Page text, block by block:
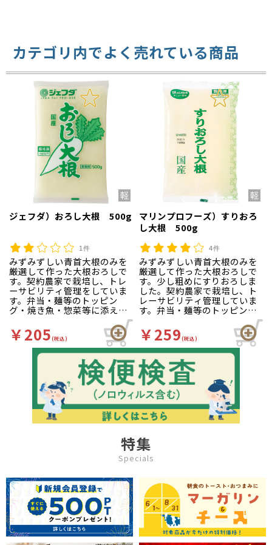
カテゴリ内でよく売れている商品
ジェフダ）おろし大根 500g
1件
みずみずしい青首大根のみを
厳選して作った大根おろしで
す。契約農家で栽培し、トレ
ーサビリティ管理をしていま
す。弁当・麺等のトッピン
グ・焼き魚・惣菜等に添えた
りと様々な場面でご利用いた
だけます。少し粗めにすりお
ろしています。
￥205(税込)
マリンプロフーズ）すりおろ
し大根 500g
4件
みずみずしい青首大根のみを
厳選して作った大根おろしで
す。少し粗めにすりおろしま
した。契約農家で栽培し、ト
レーサビリティ管理していま
す。弁当・麺等のトッピン
グ・焼き魚・惣菜等に添えた
りと様々な場面でご使用くだ
さい。
￥259(税込)
特集
Specials